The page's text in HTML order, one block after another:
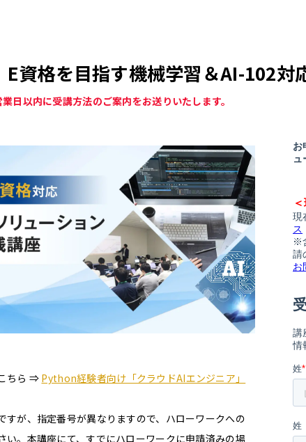
E資格を目指す機械学習＆AI-102
日以内に受講方法のご案内をお送りいたします。
ちら ⇒Python経験者向け「クラウドAIエンジニア」
が、指定番号が異なりますので、ハローワークへの
い。本講座にて、すでにハローワークに申請済みの場